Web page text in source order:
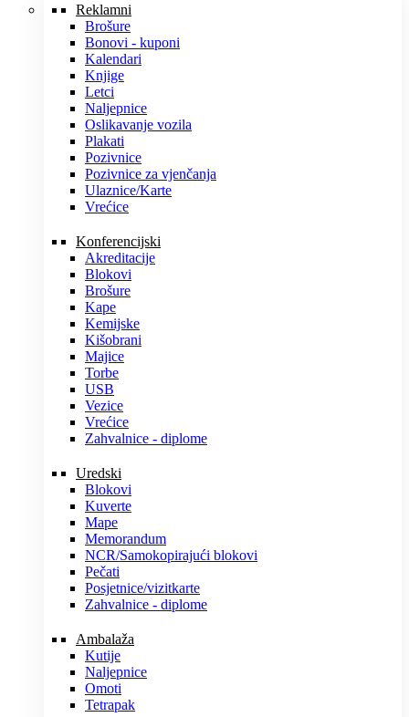
Reklamni
Brošure
Bonovi - kuponi
Kalendari
Knjige
Letci
Naljepnice
Oslikavanje vozila
Plakati
Pozivnice
Pozivnice za vjenčanja
Ulaznice/Karte
Vrećice
Konferencijski
Akreditacije
Blokovi
Brošure
Kape
Kemijske
Kišobrani
Majice
Torbe
USB
Vezice
Vrećice
Zahvalnice - diplome
Uredski
Blokovi
Kuverte
Mape
Memorandum
NCR/Samokopirajući blokovi
Pečati
Posjetnice/vizitkarte
Zahvalnice - diplome
Ambalaža
Kutije
Naljepnice
Omoti
Tetrapak